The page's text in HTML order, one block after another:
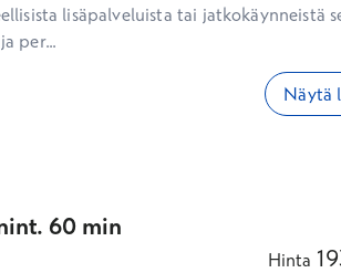
lisäpalveluista tai jatkokäynneistä
per...
Näytä
60 min
Hinta